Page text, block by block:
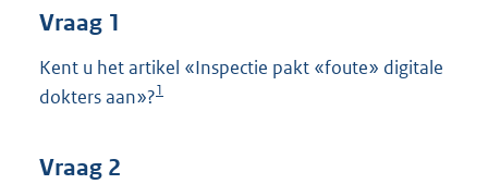
K
Vraag 1
Kent u het artikel «Inspectie pakt «foute» digitale
dokters aan»?1
Vraag 2